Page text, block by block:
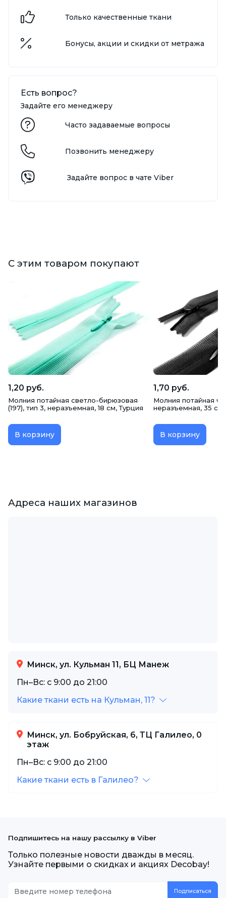
Только качественные ткани
Бонусы, акции и скидки от метража
Есть вопрос?
Задайте его менеджеру
Часто задаваемые вопросы
Позвонить менеджеру
Задайте вопрос в чате Viber
С этим товаром покупают
1,20 руб.
Молния потайная светло-бирюзовая
(197), тип 3, неразъемная, 18 см, Турция
В корзину
1,70 руб.
Молния потайная
неразъемная, 35 см,
В корзину
Адреса наших магазинов
Минск, ул. Кульман 11, БЦ Манеж
Пн–Вс: с 9:00 до 21:00
Какие ткани есть на Кульман, 11?
Минск, ул. Бобруйская, 6, ТЦ Галилео, 0
этаж
Пн–Вс: с 9:00 до 21:00
Какие ткани есть в Галилео?
Подпишитесь на нашу рассылку в Viber
Только полезные новости дважды в месяц.
Узнайте первыми о скидках и акциях Decobay!